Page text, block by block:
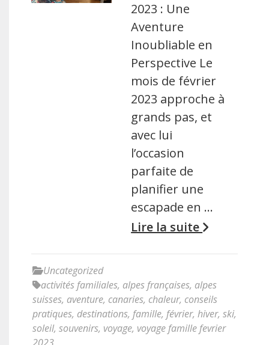
2023 : Une
Aventure
Inoubliable en
Perspective Le
mois de février
2023 approche à
grands pas, et
avec lui
l’occasion
parfaite de
planifier une
escapade en …
Lire la suite
Uncategorized
activités familiales, alpes françaises, alpes
suisses, aventure, canaries, chaleur, conseils
pratiques, destinations, famille, février, hiver, ski,
soleil, souvenirs, voyage, voyage famille fevrier